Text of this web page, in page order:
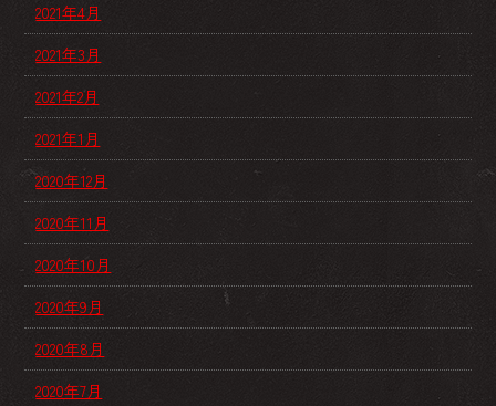
2021年4月
2021年3月
2021年2月
2021年1月
2020年12月
2020年11月
2020年10月
2020年9月
2020年8月
2020年7月